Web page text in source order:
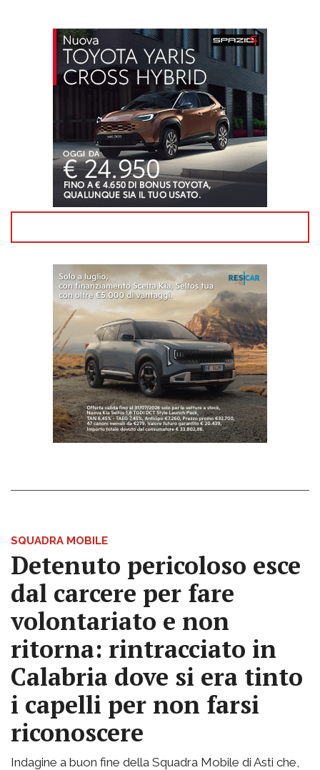
SQUADRA MOBILE
Detenuto pericoloso esce
dal carcere per fare
volontariato e non
ritorna: rintracciato in
Calabria dove si era tinto
i capelli per non farsi
riconoscere
Indagine a buon fine della Squadra Mobile di Asti che,